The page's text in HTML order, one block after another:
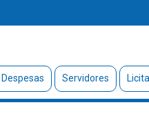
Despesas Servidores